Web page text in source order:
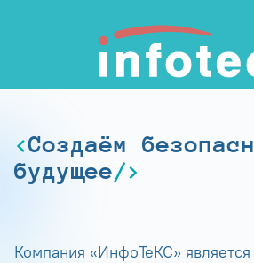
Создаём
будущее
Компания «ИнфоТеКС»